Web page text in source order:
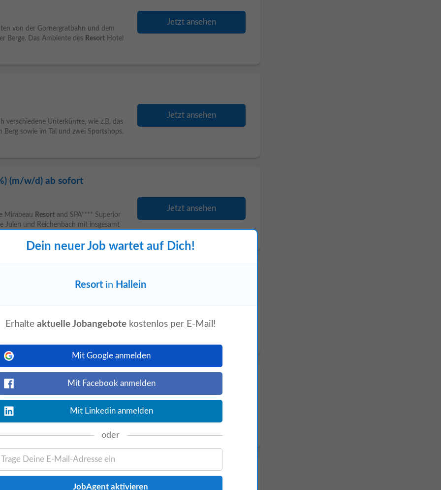
von der Gornergratbahn und dem
Berge. Das Ambiente des Resort Hotel
Jetzt ansehen
verschiedene Unterkünfte, wie z.B. das
Berg sowie im Tal und zwei Sportshops.
Jetzt ansehen
(m/w/d) ab sofort
Mirabeau Resort and SPA**** Superior
Julen und Reichenbach mit insgesamt
Jetzt ansehen
ab Oktober 2026 oder
Scuol im Unterengadin.
Belvair (inkl. das thailändische
nach Vereinbarung
wunderschönen Scuol im Unterengadin.
Belvair (inkl. das thailändische
Dein neuer Job wartet auf Dich!
Resortin Hallein
Erhalte aktuelle Jobangebotekostenlos per E-Mail!
Mit Google anmelden
Mit Facebook anmelden
Mit Linkedin anmelden
oder